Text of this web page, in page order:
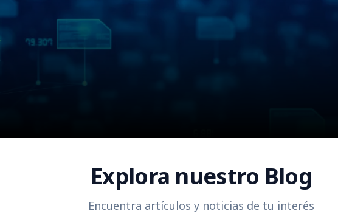
Explora nuestro Blog
Encuentra artículos y noticias de tu interés